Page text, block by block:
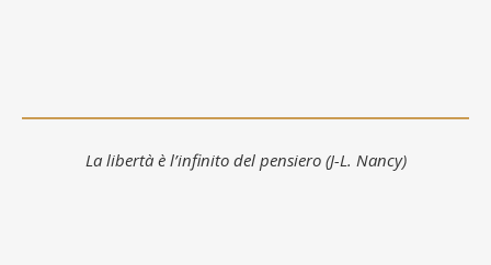
La libertà è l’infinito del pensiero (J-L. Nancy)